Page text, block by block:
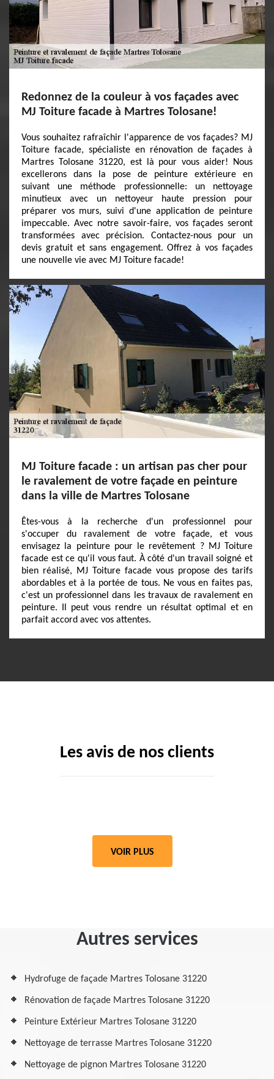
Redonnez de la couleur à vos façades avec
MJ Toiture facade à Martres Tolosane!
Vous souhaitez rafraîchir l'apparence de vos façades? MJ
Toiture facade, spécialiste en rénovation de façades à
Martres Tolosane 31220, est là pour vous aider! Nous
excellerons dans la pose de peinture extérieure en
suivant une méthode professionnelle: un nettoyage
minutieux avec un nettoyeur haute pression pour
préparer vos murs, suivi d'une application de peinture
impeccable. Avec notre savoir-faire, vos façades seront
transformées avec précision. Contactez-nous pour un
devis gratuit et sans engagement. Offrez à vos façades
une nouvelle vie avec MJ Toiture facade!
MJ Toiture facade : un artisan pas cher pour
le ravalement de votre façade en peinture
dans la ville de Martres Tolosane
Êtes-vous à la recherche d'un professionnel pour
s'occuper du ravalement de votre façade, et vous
envisagez la peinture pour le revêtement ? MJ Toiture
facade est ce qu'il vous faut. À côté d'un travail soigné et
bien réalisé, MJ Toiture facade vous propose des tarifs
abordables et à la portée de tous. Ne vous en faites pas,
c'est un professionnel dans les travaux de ravalement en
peinture. Il peut vous rendre un résultat optimal et en
parfait accord avec vos attentes.
Les avis de nos clients
VOIR PLUS
Autres services
Hydrofuge de façade Martres Tolosane 31220
Rénovation de façade Martres Tolosane 31220
Peinture Extérieur Martres Tolosane 31220
Nettoyage de terrasse Martres Tolosane 31220
Nettoyage de pignon Martres Tolosane 31220